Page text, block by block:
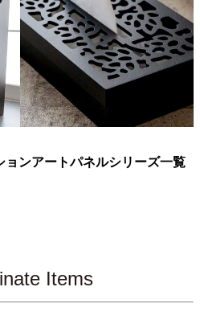
ョンアートパネルシリーズ一覧
Items